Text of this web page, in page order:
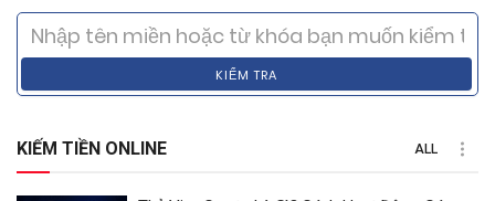
KIỂM TRA
KIẾM TIỀN ONLINE ALL